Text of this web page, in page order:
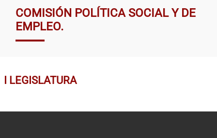
COMISIÓN POLÍTICA SOCIAL Y DE
EMPLEO.
I LEGISLATURA